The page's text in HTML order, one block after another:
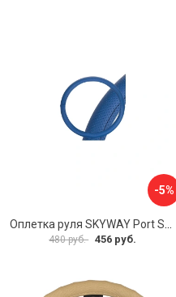
-5%
480 руб. 456 руб.